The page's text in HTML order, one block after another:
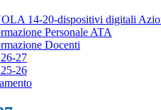
14-20-dispositivi digitali
Personale ATA
Docenti
27
26